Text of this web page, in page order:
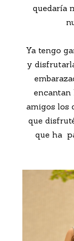
quedaría
Ya tengo
y
encantan
amigos los
que
que ha